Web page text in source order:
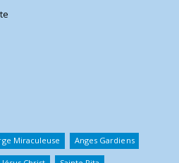
Miraculeuse Anges Gardiens